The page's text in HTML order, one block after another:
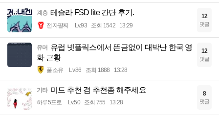
계층 테슬라 FSD lite 간단 후기.
전자팔찌 Lv.93 조회 1542 13:29
12
댓글
유머 유럽 넷플릭스에서 뜬금없이 대박난 한국 영
화 근황
풀소유 Lv.86 조회 1888 13:28
12
댓글
기타 미드 추천 겸 추천좀 해주세요
하루5프로 Lv.50 조회 755 13:28
8
댓글